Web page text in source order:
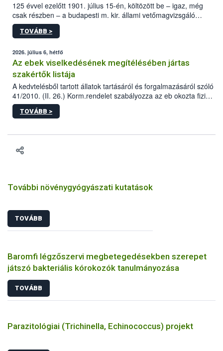
125 évvel ezelőtt 1901. július 15-én, költözött be – igaz, még
csak részben – a budapesti m. kir. állami vetőmagvizsgáló
állomás a Kis Rókus utca 15. szám alatti, Czigler Győző által
tervezett új épületébe.
TOVÁBB >
2026. július 6, hétfő
Az ebek viselkedésének megítélésében jártas
szakértők listája
A kedvtelésből tartott állatok tartásáról és forgalmazásáról szóló
41/2010. (II. 26.) Korm.rendelet szabályozza az eb okozta fizikai
sérülés, illetve ennek veszélye keletkezésekor felmerülő
hatósági feladatokat, valamint a veszélyes eb tartását és annak
vonni az ebek viselkedésének megítélésében jártas szakértőt.
TOVÁBB >
További növénygyógyászati kutatások
TOVÁBB
Baromfi légzőszervi megbetegedésekben szerepet
játszó bakteriális kórokozók tanulmányozása
TOVÁBB
Parazitológiai (Trichinella, Echinococcus) projekt